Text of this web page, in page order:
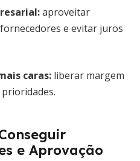
aproveitar
e evitar juros
caras: liberar margem
e Aprovação